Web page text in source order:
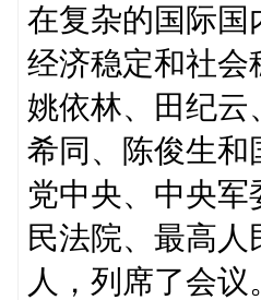
在复杂的国际国
经济稳定和社会
姚依林、田纪
希同、陈俊生和
党中央、中央
民法院、最高
人，列席了会议